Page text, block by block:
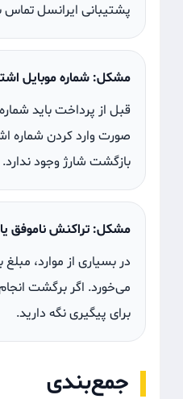
پشتیبانی ایرانسل تماس
مشکل: شماره موبایل
قبل از پرداخت باید
صورت وارد کردن شماره
بازگشت شارژ وجود ندارد.
مشکل: تراکنش ناموفق
در بسیاری از موارد،
می‌خورد. اگر برگشت
برای پیگیری نگه دارید.
جمع‌بندی